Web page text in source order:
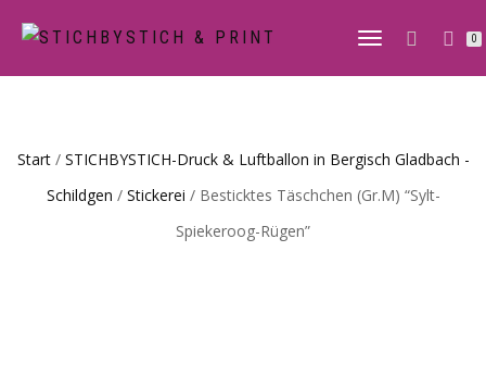
NAVIGATION0
Start/ STICHBYSTICH-Druck & Luftballon in Bergisch Gladbach -
Schildgen / Stickerei / Besticktes Täschchen (Gr.M) “Sylt-
Spiekeroog-Rügen”